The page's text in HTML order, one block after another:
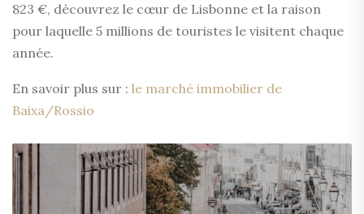
823 €, découvrez le cœur de Lisbonne et la raison
pour laquelle 5 millions de touristes le visitent chaque
année.
En savoir plus sur : le marché immobilier de
Baixa/Rossio